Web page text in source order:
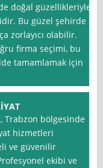
doğal güzellikleriyle
Bu güzel şehirde
zorlayıcı olabilir.
firma seçimi, bu
tamamlamak için
Trabzon bölgesinde
hizmetleri
ve güvenilir
ekibi ve